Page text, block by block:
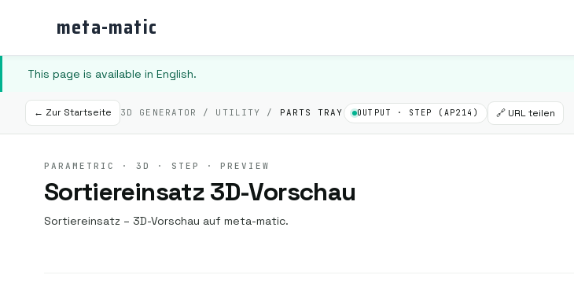
meta-matic
This page is available in English.
← Zur Startseite 3D GENERATOR / UTILITY / PARTS TRAY OUTPUT · STEP (AP214) 🔗 URL teilen
PARAMETRIC · 3D · STEP · PREVIEW
Sortiereinsatz 3D-Vorschau
Sortiereinsatz – 3D-Vorschau auf meta-matic.